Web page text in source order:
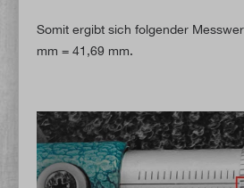
Somit ergibt sich folgender
mm = 41,69 mm.